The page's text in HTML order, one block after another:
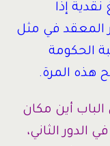
إذا
المعقد في مثل
الحكومة
هذه المرة.
أين مكان
الدور الثاني،